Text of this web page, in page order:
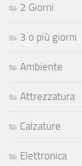
2 Giorni
3 o più giorni
Ambiente
Attrezzatura
Calzature
Elettronica